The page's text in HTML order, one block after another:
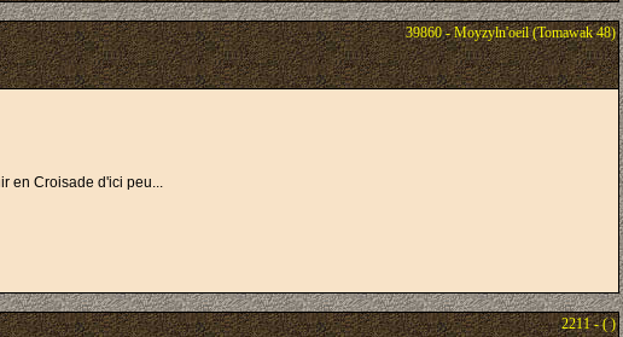
39860 - Moyzyln'oeil (Tomawak 48)
en Croisade d'ici peu...
2211 - ( )